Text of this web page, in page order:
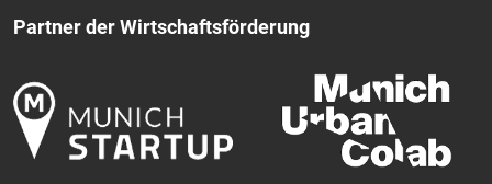
Partner der Wirtschaftsförderung